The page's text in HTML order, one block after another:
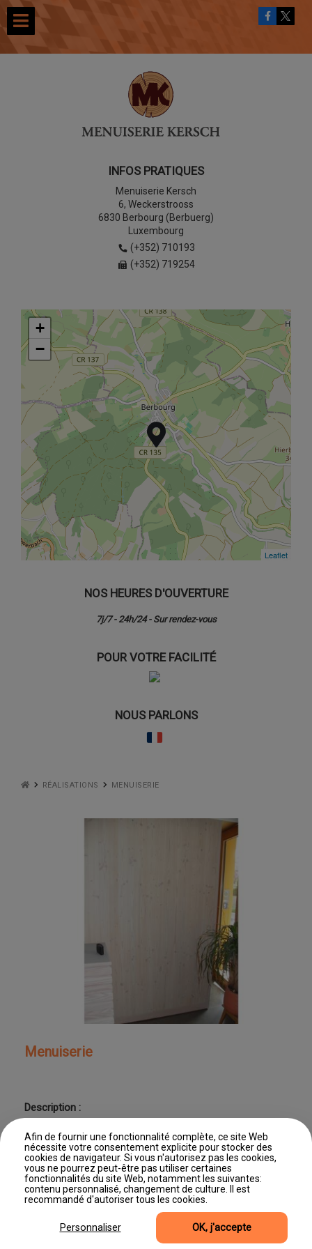
Afin de fournir une fonctionnalité complète, ce site Web
nécessite votre consentement explicite pour stocker des
cookies de navigateur. Si vous n'autorisez pas les cookies,
vous ne pourrez peut-être pas utiliser certaines
fonctionnalités du site Web, notamment les suivantes:
contenu personnalisé, changement de culture. Il est
recommandé d'autoriser tous les cookies.
INFOS PRATIQUES
Menuiserie Kersch
6, Weckerstrooss
6830 Berbourg (Berbuerg)
Luxembourg
(+352) 710193
(+352) 719254
+
−
Leaflet
+
−
Leaflet
NOS HEURES D'OUVERTURE
7j/7 - 24h/24 - Sur rendez-vous
POUR VOTRE FACILITÉ
NOUS PARLONS
RÉALISATIONS MENUISERIE
Menuiserie
Description :
Dernière mise à jour : 11/06/2026 11:46
©2026, Site produit par Editus Luxembourg
Mentions légales
Gestion des cookies